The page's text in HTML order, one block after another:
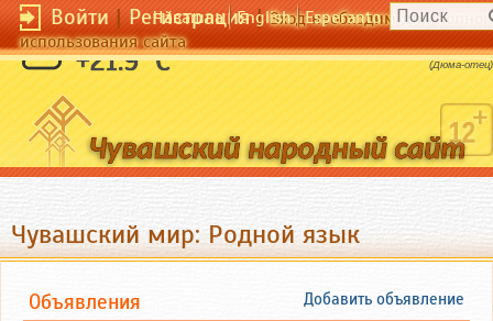
Войти|Регистрация|Вход необходим для
использования сайта
Чӑвашла English Esperanto
+21.9 °C Безумие - это избыток надежды.
(Дюма-отец)
Чувашский мир: Родной язык
Добавить объявление
Объявления